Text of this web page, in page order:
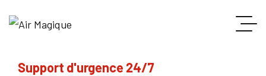
Support d'urgence 24/7